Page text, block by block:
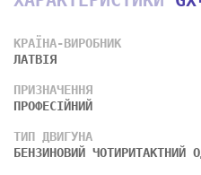
КРАЇНА-ВИРОБНИК
ЛАТВІЯ
ПРИЗНАЧЕННЯ
ПРОФЕСІЙНИЙ
ТИП ДВИГУНА
БЕНЗИНОВИЙ ЧОТИРИТАКТНИЙ